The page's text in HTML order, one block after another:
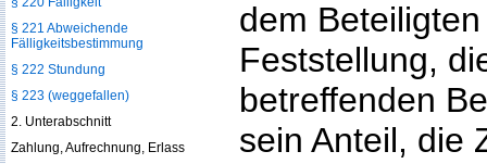
dem
Feststellung,
betreffenden
sein Anteil, die
§ 221 Abweichende
Fälligkeitsbestimmung
§ 222 Stundung
§ 223 (weggefallen)
2. Unterabschnitt
Zahlung, Aufrechnung, Erlass